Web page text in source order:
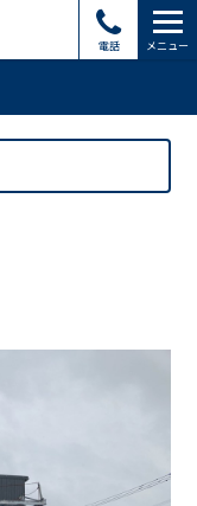
電話 メニュー